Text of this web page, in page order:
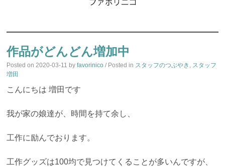
TO
CONTENT
作品がどんどん増加中
Posted on2020-03-11 byfavorinico / Posted in スタッフのつぶやき , スタッフ
増田
こんにちは 増田です
我が家の娘達が、時間を持て余し、
工作に励んでおります。
工作グッズは100均で見つけてくることが多いんですが、